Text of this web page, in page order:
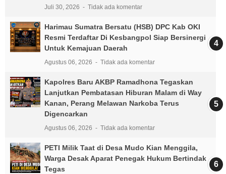
Juli 30, 2026 Tidak ada komentar
Harimau Sumatra Bersatu (HSB) DPC Kab OKI
Resmi Terdaftar Di Kesbangpol Siap Bersinergi
Untuk Kemajuan Daerah
Agustus 06, 2026 Tidak ada komentar
Kapolres Baru AKBP Ramadhona Tegaskan
Lanjutkan Pembatasan Hiburan Malam di Way
Kanan, Perang Melawan Narkoba Terus
Digencarkan
Agustus 06, 2026 Tidak ada komentar
PETI Milik Taat di Desa Mudo Kian Menggila,
Warga Desak Aparat Penegak Hukum Bertindak
Tegas